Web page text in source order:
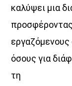
καλύψει μια
όσους για
τη